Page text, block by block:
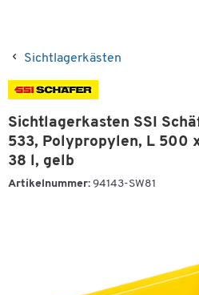
Sichtlagerkästen
Sichtlagerkasten SSI
533, Polypropylen, L 500
38 l, gelb
Artikelnummer: 94143-SW81